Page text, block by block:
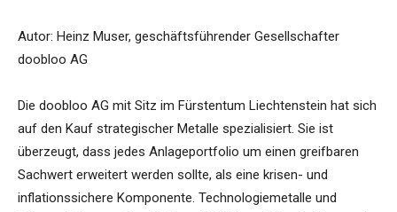
Autor: Heinz Muser, geschäftsführender Gesellschafter
doobloo AG
Die doobloo AG mit Sitz im Fürstentum Liechtenstein hat sich
auf den Kauf strategischer Metalle spezialisiert. Sie ist
überzeugt, dass jedes Anlageportfolio um einen greifbaren
Sachwert erweitert werden sollte, als eine krisen- und
inflationssichere Komponente. Technologiemetalle und